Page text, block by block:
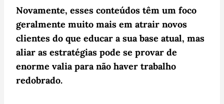
Novamente, esses conteúdos têm um foco
geralmente muito mais em atrair novos
clientes do que educar a sua base atual, mas
aliar as estratégias pode se provar de
enorme valia para não haver trabalho
redobrado.